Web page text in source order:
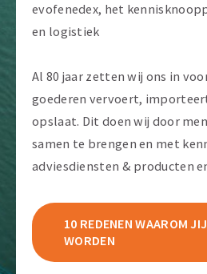
evofenedex, het
en logistiek
Al 80 jaar zetten wij ons in
goederen vervoert,
opslaat. Dit doen wij door
samen te brengen en met
adviesdiensten & producten
10 REDENEN WAAROM
WORDEN